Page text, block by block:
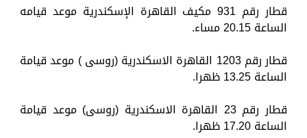
قطار رقم 931 مكيف القاهرة الإسكندرية موعد قيامه
الساعة 20.15 مساء.
قطار رقم 1203 القاهرة الاسكندرية (روسى ) موعد قيامة
الساعة 13.25 ظهرا.
قطار رقم 23 القاهرة الاسكندرية (روسى) موعد قيامة
الساعة 17.20 ظهرا.